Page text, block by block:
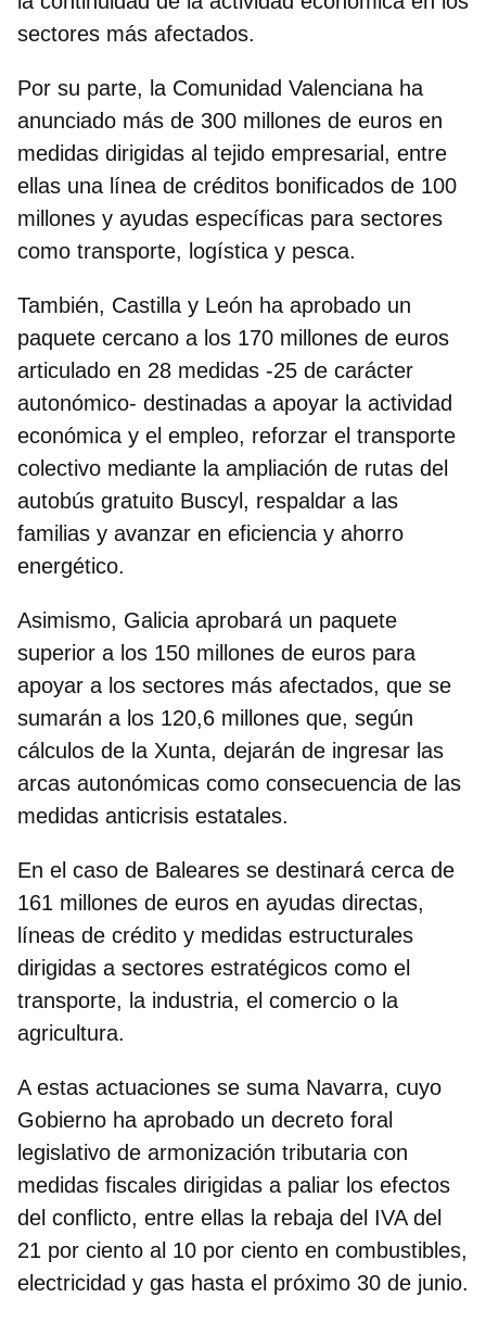
sectores más afectados.
Por su parte, la Comunidad Valenciana ha
anunciado más de 300 millones de euros en
medidas dirigidas al tejido empresarial, entre
ellas una línea de créditos bonificados de 100
millones y ayudas específicas para sectores
como transporte, logística y pesca.
También, Castilla y León ha aprobado un
paquete cercano a los 170 millones de euros
articulado en 28 medidas -25 de carácter
autonómico- destinadas a apoyar la actividad
económica y el empleo, reforzar el transporte
colectivo mediante la ampliación de rutas del
autobús gratuito Buscyl, respaldar a las
familias y avanzar en eficiencia y ahorro
energético.
Asimismo, Galicia aprobará un paquete
superior a los 150 millones de euros para
apoyar a los sectores más afectados, que se
sumarán a los 120,6 millones que, según
cálculos de la Xunta, dejarán de ingresar las
arcas autonómicas como consecuencia de las
medidas anticrisis estatales.
En el caso de Baleares se destinará cerca de
161 millones de euros en ayudas directas,
líneas de crédito y medidas estructurales
dirigidas a sectores estratégicos como el
transporte, la industria, el comercio o la
agricultura.
A estas actuaciones se suma Navarra, cuyo
Gobierno ha aprobado un decreto foral
legislativo de armonización tributaria con
medidas fiscales dirigidas a paliar los efectos
del conflicto, entre ellas la rebaja del IVA del
21 por ciento al 10 por ciento en combustibles,
electricidad y gas hasta el próximo 30 de junio.